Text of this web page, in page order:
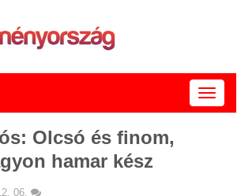
T
o
Olcsó és finom,
hamar kész
06.